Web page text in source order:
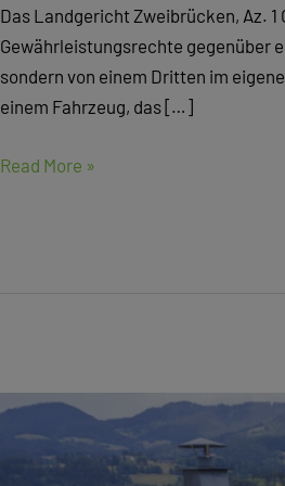
Das Landgericht Zweibrücken, Az.
Gewährleistungsrechte gegenüber
sondern von einem Dritten im
einem Fahrzeug, das […]
PKW-
Kauf
–
Gewährleistung
Read More »
Solarmodule
zum
Betrieb